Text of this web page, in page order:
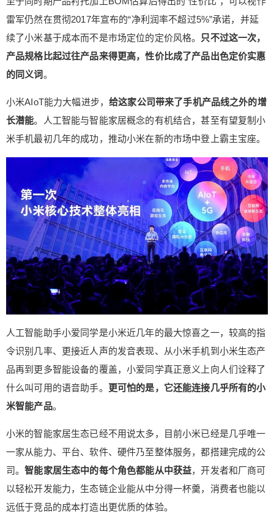
雷军仍然在贯彻2017年宣布的“净利润率不超过5%”承诺，并延
续了小米基于成本而不是市场定位的定价风格。 只不过这一次，
产品规格比起过往产品来得更高，性价比成了产品出色定价实惠
的同义词。
小米AIoT能力大幅进步，给这家公司带来了手机产品线之外的增
长潜能。人工智能与智能家居概念的有机结合，甚至有望复制小
米手机最初几年的成功，推动小米在新的市场中登上霸主宝座。
人工智能助手小爱同学是小米近几年的最大惊喜之一，较高的指
令识别几率、更接近人声的发音表现、从小米手机到小米生态产
品再到更多智能设备的覆盖，小爱同学真正意义上向人们诠释了
什么叫可用的语音助手。 更可怕的是，它还能连接几乎所有的小
米智能产品。
小米的智能家居生态已经不用说太多，目前小米已经是几乎唯一
一家从能力、平台、软件、硬件乃至整体服务，都搭建完成的公
司。智能家居生态中的每个角色都能从中获益，开发者和厂商可
以轻松开发能力，生态链企业能从中分得一杯羹，消费者也能以
远低于竞品的成本打造出更优质的体验。
本地人Manu Kumar Jain担任，还做到了手机本地
生产系统服务本地化，甚至还有Redmi 8A Dual这样
的国际独占产品。 小米印度方式的成功，给小米管
理层带去了积极信号，就像小米以性价比和MIUI系
地化策略也能帮助其深入市场。目前小米已宣布PO
CO品牌在海外独立，这一品牌带来了高性能的性价
比产品，未来或将和主品牌协同作战。 股价翻倍还
反应是“这不小米”，毕竟小米在这款产品上的宣传路
线还没有适应自己的新身份，没能表现出一个高端
品牌应有的格调。不过我们从产品规格、使用体
验、品牌定义上，都能感觉到小米冲击高端的决意
与勇气。 小米能否化茧成蝶，成为十年前曾赋闲在
家到滋生中年危机的雷军梦想中出现的伟大公司？
今年是很关键的一年。小米能否打好走向高端的每
一仗，稳稳站住自身所期望的定位，是这家公司给
我们的最大看点。 或许能在不远的未来，那些在20
18年7月9日以上市价购入小米股票的投资者们，将
会见到雷军所承诺的股价翻倍的那一天。 （来源：
雷科技 ） 0 收藏